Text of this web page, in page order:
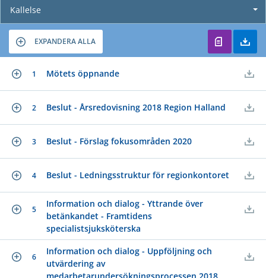
Kallelse
EXPANDERA ALLA
1 Mötets öppnande
2 Beslut - Årsredovisning 2018 Region Halland
3 Beslut - Förslag fokusområden 2020
4 Beslut - Ledningsstruktur för regionkontoret
5
Information och dialog - Yttrande över
betänkandet - Framtidens
specialistsjuksköterska
6
Information och dialog - Uppföljning och
utvärdering av
medarbetarundersökningsprocessen 2018